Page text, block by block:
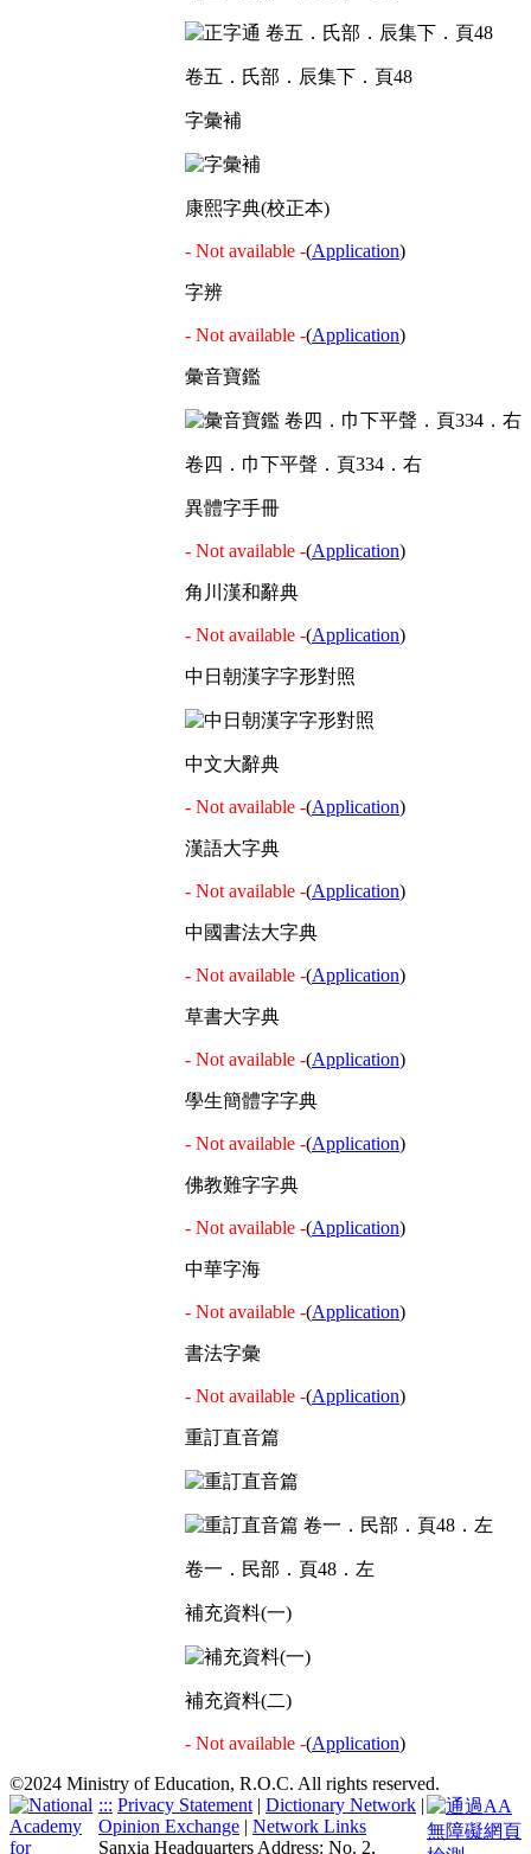
卷五．氏部．辰集下．頁48
字彙補
康熙字典(校正本)
- Not available -(Application)
字辨
- Not available -(Application)
彙音寶鑑
卷四．巾下平聲．頁334．右
異體字手冊
- Not available -(Application)
角川漢和辭典
- Not available -(Application)
中日朝漢字字形對照
中文大辭典
- Not available -(Application)
漢語大字典
- Not available -(Application)
中國書法大字典
- Not available -(Application)
草書大字典
- Not available -(Application)
學生簡體字字典
- Not available -(Application)
佛教難字字典
- Not available -(Application)
中華字海
- Not available -(Application)
書法字彙
- Not available -(Application)
重訂直音篇
卷一．民部．頁48．左
補充資料(一)
補充資料(二)
- Not available -(Application)
©2024 Ministry of Education, R.O.C. All rights reserved.
::: Privacy Statement | Dictionary Network |
Opinion Exchange | Network Links
Sanxia Headquarters Address: No. 2,